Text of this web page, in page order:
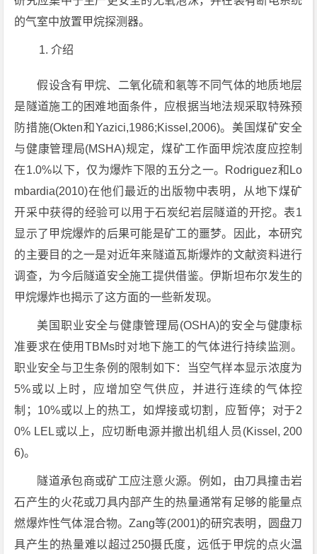
的气室中放置甲烷探测器。
介绍
假设含有甲烷、二氧化硫和氡等不同气体的地质地层
是隧道施工的困难地面条件，应根据当地法规采取特殊预
防措施(Okten和Yazici,1986;Kissel,2006)。美国煤矿安全
与健康管理局(MSHA)规定，煤矿工作面甲烷浓度应控制
在1.0%以下，仅为爆炸下限的五分之一。Rodriguez和Lo
mbardia(2010)在他们最近的出版物中表明，从地下煤矿
开采中获得的经验可以用于石炭纪岩层隧道的开挖。表1
显示了甲烷爆炸的后果可能是矿工的噩梦。因此，本研究
的主要目的之一是对近年来隧道瓦斯爆炸的文献资料进行
调查，为今后隧道安全施工提供借鉴。伊斯坦布尔发生的
甲烷爆炸也揭示了这方面的一些新发现。
美国职业安全与健康管理局(OSHA)的安全与健康标
准要求在使用TBMs时对地下施工的气体进行持续监测。
职业安全与卫生条例的限制如下：当空气样本显示浓度为
5%或以上时，应增加空气供应，并进行连续的气体控
制；10%或以上的热工，如焊接或切割，应暂停；对于2
0% LEL或以上，应切断电源并撤出机组人员(Kissel, 200
6)。
隧道承包商或矿工应注意火源。例如，由刀具撞击岩
石产生的火花或刀具内部产生的热量通常有足够的能量点
燃爆炸性气体混合物。Zang等(2001)的研究表明，圆盘刀
具产生的热量难以超过250摄氏度，远低于甲烷的点火温